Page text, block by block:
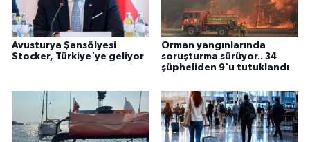
Avusturya Şansölyesi
Stocker, Türkiye'ye geliyor
Orman yangınlarında
soruşturma sürüyor.. 34
şüpheliden 9'u tutuklandı